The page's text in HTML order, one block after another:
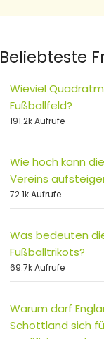
Beliebteste
Wieviel
Fußballfeld?
191.2k Aufrufe
Wie hoch kann
Vereins
72.1k Aufrufe
Was bedeuten
Fußballtrikots?
69.7k Aufrufe
Warum darf
Schottland sich